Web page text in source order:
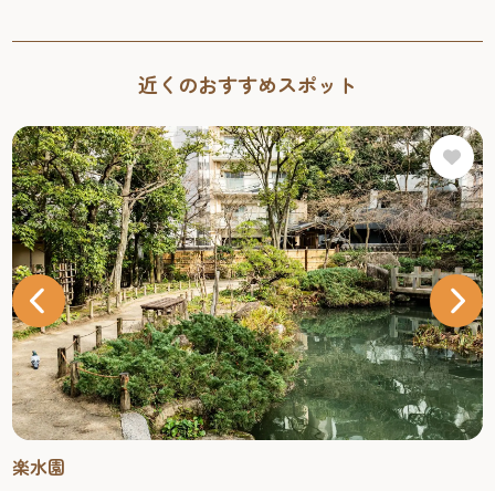
近くのおすすめスポット
楽水園